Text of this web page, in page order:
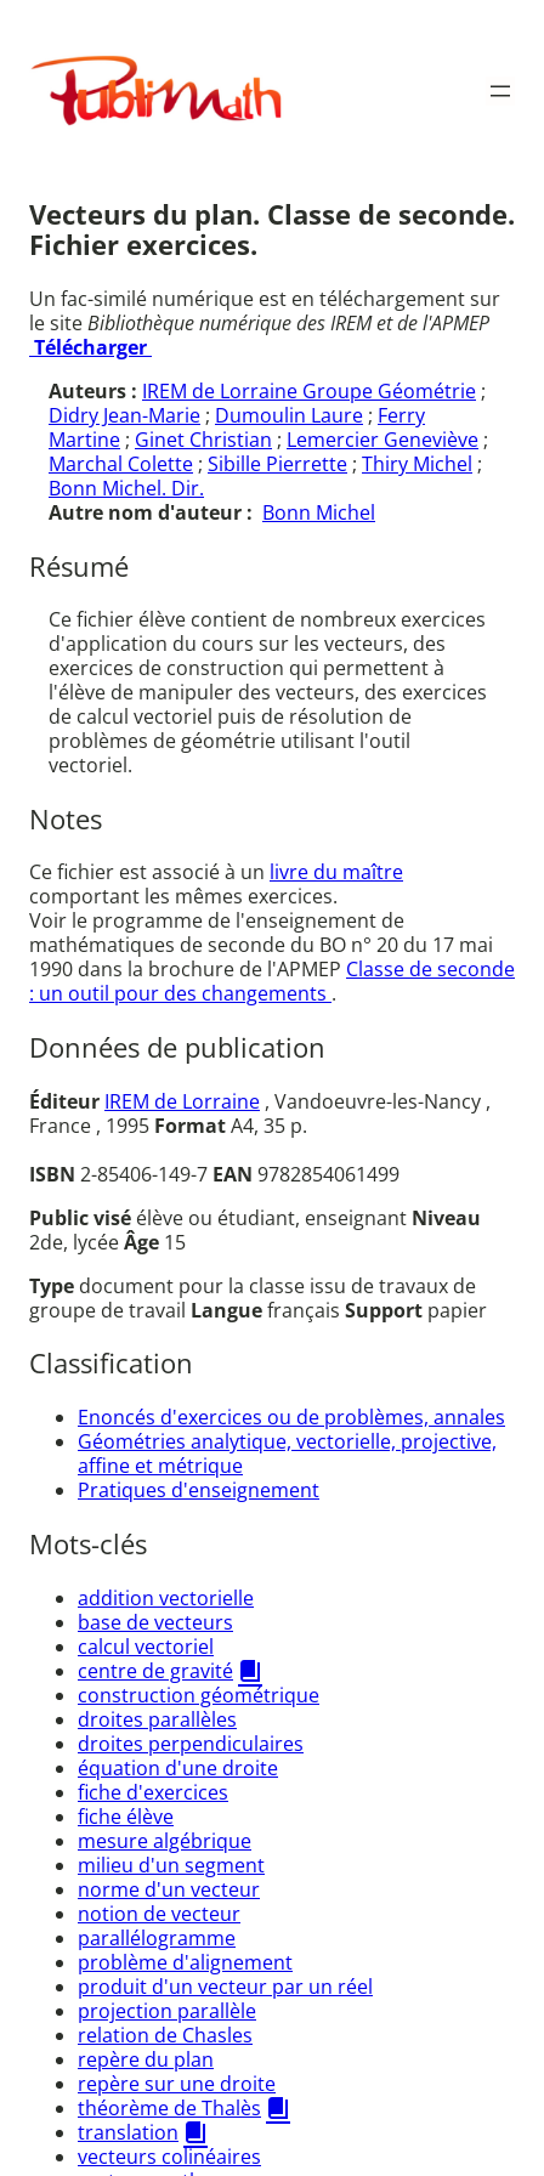
contenu
Publimath
Vecteurs du plan. Classe de seconde.
Fichier exercices.
Un fac-similé numérique est en téléchargement sur
le siteBibliothèque numérique des IREM et de l'APMEP
Télécharger
Auteurs : IREM de Lorraine Groupe Géométrie ;
Didry Jean-Marie ; Dumoulin Laure ; Ferry
Martine ; Ginet Christian ; Lemercier Geneviève ;
Marchal Colette ; Sibille Pierrette ; Thiry Michel ;
Bonn Michel. Dir.
Autre nom d'auteur : Bonn Michel
Résumé
Ce fichier élève contient de nombreux exercices
d'application du cours sur les vecteurs, des
exercices de construction qui permettent à
l'élève de manipuler des vecteurs, des exercices
de calcul vectoriel puis de résolution de
problèmes de géométrie utilisant l'outil
vectoriel.
Notes
Ce fichier est associé à un livre du maître
comportant les mêmes exercices.
Voir le programme de l'enseignement de
mathématiques de seconde du BO n° 20 du 17 mai
1990 dans la brochure de l'APMEP Classe de seconde
: un outil pour des changements .
Données de publication
Éditeur IREM de Lorraine , Vandoeuvre-les-Nancy ,
France , 1995 FormatA4, 35 p.
ISBN 2-85406-149-7 EAN 9782854061499
Public visé élève ou étudiant, enseignant Niveau
2de, lycéeÂge 15
Type document pour la classe issu de travaux de
groupe de travail Languefrançais Support papier
Classification
Enoncés d'exercices ou de problèmes, annales
Géométries analytique, vectorielle, projective,
affine et métrique
Pratiques d'enseignement
Mots-clés
addition vectorielle
base de vecteurs
calcul vectoriel
centre de gravité
construction géométrique
droites parallèles
droites perpendiculaires
équation d'une droite
fiche d'exercices
fiche élève
mesure algébrique
milieu d'un segment
norme d'un vecteur
notion de vecteur
parallélogramme
problème d'alignement
produit d'un vecteur par un réel
projection parallèle
relation de Chasles
repère du plan
repère sur une droite
théorème de Thalès
translation
vecteurs colinéaires